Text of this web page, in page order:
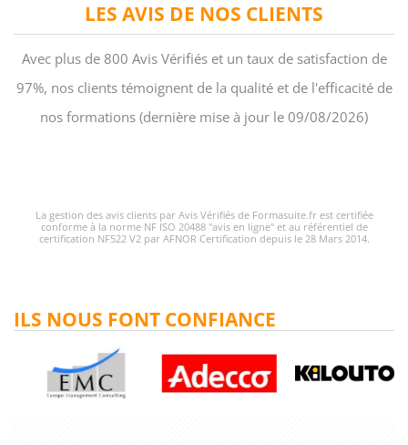
LES AVIS DE NOS CLIENTS
Avec plus de 800 Avis Vérifiés et un taux de satisfaction de
97%, nos clients témoignent de la qualité et de l'efficacité de
nos formations (dernière mise à jour le 09/08/2026)
La gestion des avis clients par Avis Vérifiés de Formasuite.fr est certifiée
conforme à la norme NF ISO 20488 "avis en ligne" et au référentiel de
certification NF522 V2 par AFNOR Certification depuis le 28 Mars 2014.
ILS NOUS FONT CONFIANCE